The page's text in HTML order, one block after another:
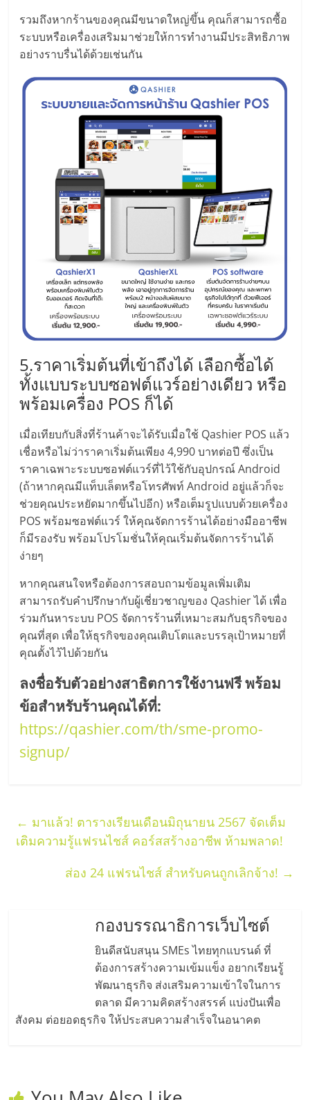
แห่ง
ประเทศไทย,
ThaiSMEsCenter,
ธุรกิจ
รวม
รน
ไชส์
ขาย
รน
ไชส์
แฟ
รน
ไชส์
ขาย
หน้า
บ้าน
น้อย
คืน
ทุน
ไว,
การ
ลงทุน
ขยาย
สา
ศูนย์
ฟรี,
รวมถึงหากร้านของคุณมีขนาดใหญ่ขึ้น คุณก็สามารถซื้อ
ระบบหรือเครื่องเสริมมาช่วยให้การทำงานมีประสิทธิภาพ
อย่างราบรื่นได้ด้วยเช่นกัน
5.ราคาเริ่มต้นที่เข้าถึงได้ เลือกซื้อได้
ทั้งแบบระบบซอฟต์แวร์อย่างเดียว หรือ
พร้อมเครื่อง POS ก็ได้
เมื่อเทียบกับสิ่งที่ร้านค้าจะได้รับเมื่อใช้ Qashier POS แล้ว
เชื่อหรือไม่ว่าราคาเริ่มต้นเพียง 4,990 บาทต่อปี ซึ่งเป็น
ราคาเฉพาะระบบซอฟต์แวร์ที่ไว้ใช้กับอุปกรณ์ Android
(ถ้าหากคุณมีแท็บเล็ตหรือโทรศัพท์ Android อยู่แล้วก็จะ
ช่วยคุณประหยัดมากขึ้นไปอีก) หรือเต็มรูปแบบด้วยเครื่อง
POS พร้อมซอฟต์แวร์ ให้คุณจัดการร้านได้อย่างมืออาชีพ
ก็มีรองรับ พร้อมโปรโมชั่นให้คุณเริ่มต้นจัดการร้านได้
ง่ายๆ
หากคุณสนใจหรือต้องการสอบถามข้อมูลเพิ่มเติม
สามารถรับคำปรึกษากับผู้เชี่ยวชาญของ Qashier ได้ เพื่อ
ร่วมกันหาระบบ POS จัดการร้านที่เหมาะสมกับธุรกิจของ
คุณที่สุด เพื่อให้ธุรกิจของคุณเติบโตและบรรลุเป้าหมายที่
คุณตั้งไว้ไปด้วยกัน
ลงชื่อรับตัวอย่างสาธิตการใช้งานฟรี พร้อม
ข้อสำหรับร้านคุณได้ที่:
https://qashier.com/th/sme-promo-
signup/
← มาแล้ว! ตารางเรียนเดือนมิถุนายน 2567 จัดเต็ม
เติมความรู้แฟรนไชส์ คอร์สสร้างอาชีพ ห้ามพลาด!
ส่อง 24 แฟรนไชส์ สำหรับคนถูกเลิกจ้าง! →
กองบรรณาธิการเว็บไซต์
ยินดีสนับสนุน SMEs ไทยทุกแบรนด์ ที่
ต้องการสร้างความเข้มแข็ง อยากเรียนรู้
พัฒนาธุรกิจ ส่งเสริมความเข้าใจในการ
ตลาด มีความคิดสร้างสรรค์ แบ่งปันเพื่อ
สังคม ต่อยอดธุรกิจ ให้ประสบความสำเร็จในอนาคต